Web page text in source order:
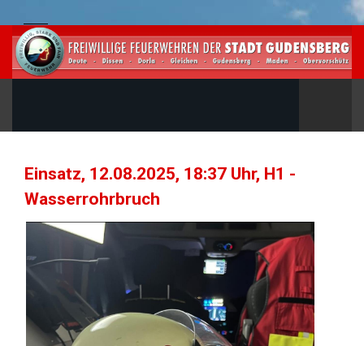
Einsatz, 12.08.2025, 18:37 Uhr, H1 -
Wasserrohrbruch